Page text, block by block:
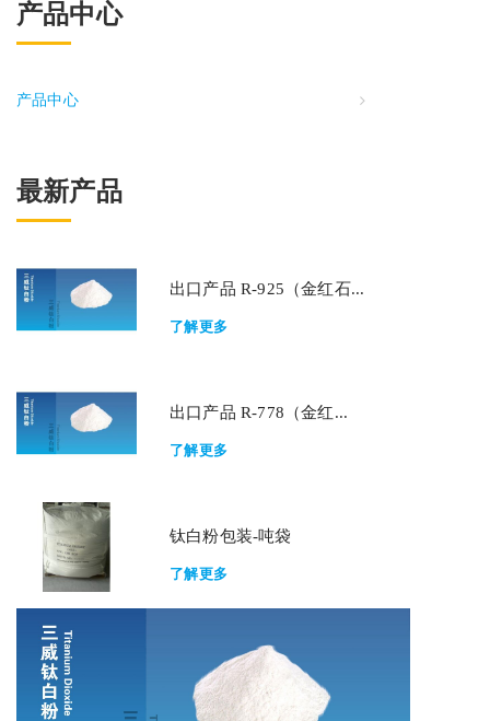
产品中心
产品中心
最新产品
出口产品 R-925（金红石...
了解更多
出口产品 R-778（金红...
了解更多
钛白粉包装-吨袋
了解更多